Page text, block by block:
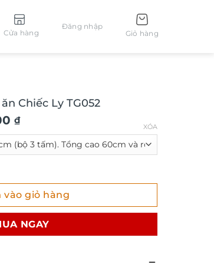
Cửa hàng
Đăng nhập
Giỏ hàng
Chiếc Ly TG052
₫
XÓA
Ly TG052 số lượng
vào giỏ hàng
NGAY